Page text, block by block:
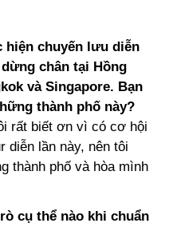
hiện chuyến lưu diễn
chân tại Hồng
và Singapore. Bạn
thành phố này?
rất biết ơn vì có cơ hội
diễn lần này, nên tôi
thành phố và hòa mình
cụ thể nào khi chuẩn